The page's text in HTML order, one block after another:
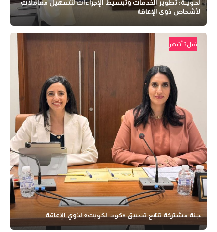
الحويلة: تطوير الخدمات وتبسيط الإجراءات لتسهيل معاملات
الأشخاص ذوي الإعاقة
قبل 3 أشهر
لجنة مشتركة تتابع تطبيق «كود الكويت» لذوي الإعاقة